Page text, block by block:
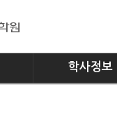
학사정보